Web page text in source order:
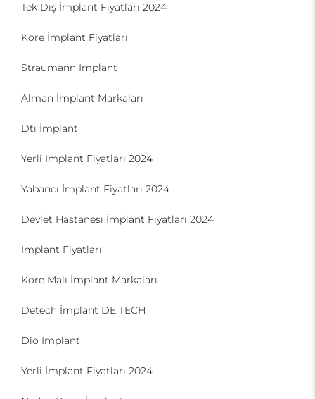
Tek Diş İmplant Fiyatları 2024
Kore İmplant Fiyatları
Straumann İmplant
Alman İmplant Markaları
Dti İmplant
Yerli İmplant Fiyatları 2024
Yabancı İmplant Fiyatları 2024
Devlet Hastanesi İmplant Fiyatları 2024
İmplant Fiyatları
Kore Malı İmplant Markaları
Detech İmplant DE TECH
Dio İmplant
Yerli İmplant Fiyatları 2024